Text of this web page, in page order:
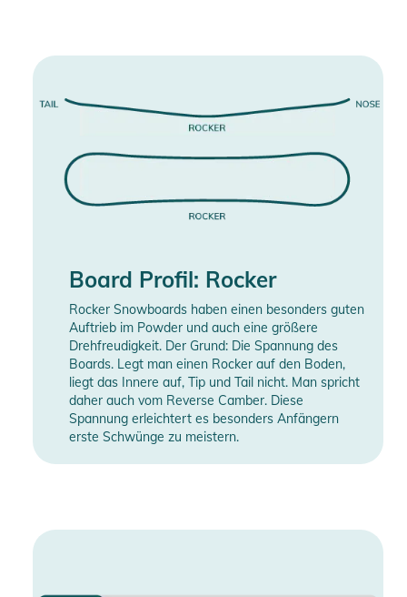
- Grössen: XS (18.5-21.5), S (22.5-25.5)
Produktinformationen und
Sicherheitshinweise
Gebrauchsanweisungen, Sicherheitshinweise und Warnungen
finden Sie direkt am Produkt.
Board Profil: Rocker
Rocker Snowboards haben einen besonders guten
Auftrieb im Powder und auch eine größere
Drehfreudigkeit. Der Grund: Die Spannung des
Boards. Legt man einen Rocker auf den Boden,
liegt das Innere auf, Tip und Tail nicht. Man spricht
daher auch vom Reverse Camber. Diese
Spannung erleichtert es besonders Anfängern
erste Schwünge zu meistern.